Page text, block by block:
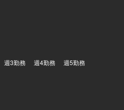
週3勤務 週4勤務 週5勤務